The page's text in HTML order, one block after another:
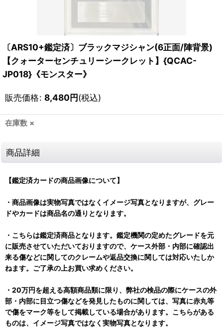
〔ARS10+鑑定済〕ブラックマジシャン(6正面/陣背景)
【クォーターセンチュリーシークレット】{QCAC-
JP018}《モンスター》
販売価格: 8,480円(税込)
在庫数 ×
商品詳細
【鑑定済カードの商品画像について】
・商品画像は実物写真ではなくイメージ写真となりますが、グレー
ドやカードは商品名の通りとなります。
・こちらは鑑定済商品となります。鑑定機関の定めたグレードを元
に販売させていただいておりますので、ケース外部・内部に確認出
来る傷などに関してのクレームや返品交換に関しては対応いたしか
ねます。ご了承の上お買い求めください。
・20万円を超える高額商品類に限り、弊社の検品の際にケースの外
部・内部に目立つ傷などを発見したものに関しては、写真に赤丸等
で傷をマーク等をして掲載している場合があります。こちらがある
ものは、イメージ写真ではなく実物写真となります。